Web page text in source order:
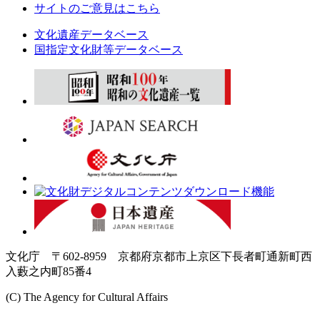
サイトのご意見はこちら
文化遺産データベース
国指定文化財等データベース
文化庁 〒602-8959 京都府京都市上京区下長者町通新町西
入藪之内町85番4
(C) The Agency for Cultural Affairs